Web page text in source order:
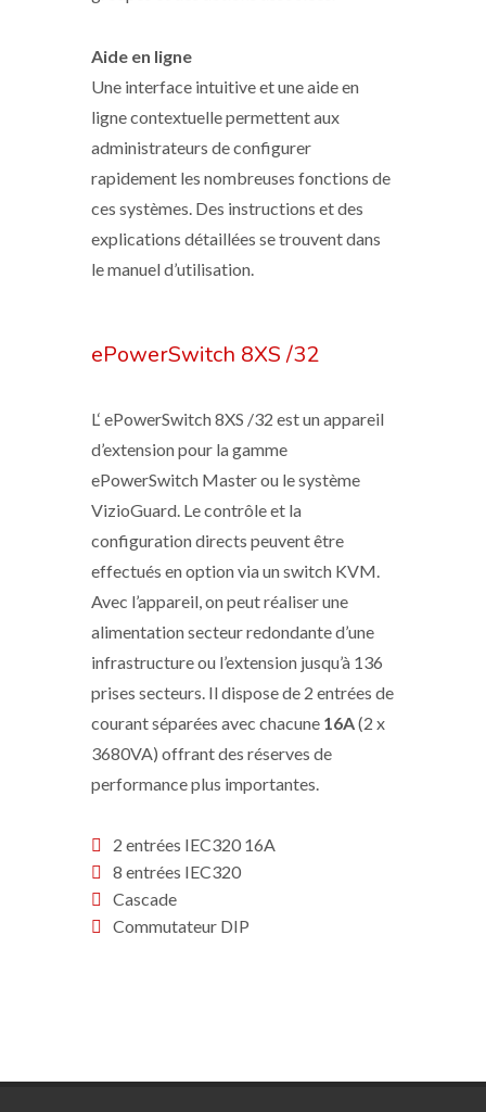
Aide en ligne
Une interface intuitive et une aide en
ligne contextuelle permettent aux
administrateurs de configurer
rapidement les nombreuses fonctions de
ces systèmes. Des instructions et des
explications détaillées se trouvent dans
le manuel d’utilisation.
ePowerSwitch 8XS /32
L‘ ePowerSwitch 8XS /32 est un appareil
d’extension pour la gamme
ePowerSwitch Master ou le système
VizioGuard. Le contrôle et la
configuration directs peuvent être
effectués en option via un switch KVM.
Avec l’appareil, on peut réaliser une
alimentation secteur redondante d’une
infrastructure ou l’extension jusqu’à 136
prises secteurs. Il dispose de 2 entrées de
courant séparées avec chacune 16A(2 x
3680VA) offrant des réserves de
performance plus importantes.
2 entrées IEC320 16A
8 entrées IEC320
Cascade
Commutateur DIP